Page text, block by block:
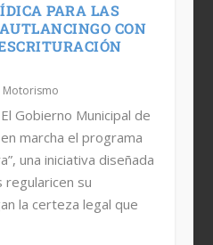
PARA LAS
CON
Motorismo
Gobierno Municipal de
marcha el programa
una iniciativa diseñada
regularicen su
la certeza legal que